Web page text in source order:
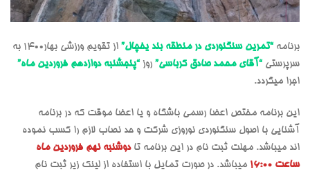
برنامه “تمرین سنگنوردی در منطقه بند یخچال”
از تقویم ورزشی بهار1400 به
سرپرستی “آقای محمد صادق کرباسی” روز “پنجشنبه دوازدهم فروردین ماه”
اجرا میگردد.
این برنامه مختص اعضا رسمی باشگاه و یا اعضا موقت که در برنامه
آشنایی با اصول سنگنوردی نوروزی شرکت و حد نصاب لازم را کسب نموده
اند میباشد. مهلت ثبت نام در این برنامه تادوشنبه نهم فروردین ماه
ساعت 16:00
میباشد. در صورت تمایل با استفاده از لینک زیر ثبت نام